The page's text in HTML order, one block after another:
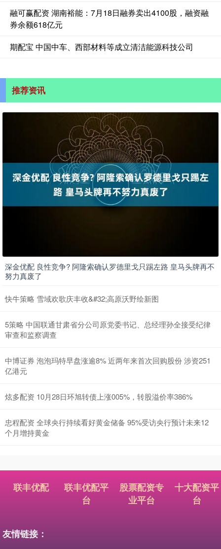
融可赢配资 湖南裕能：7月18日融券卖出4100股，融资融
券余额618亿元
期配宝 中国中车、西部材料等成立清洁能源科技公司
推荐资讯
深金优配 良性竞争? 阿隆索确认罗德里戈只踢左路 皇马头牌再不
努力真废了
快牛策略 雪域欢歌庆丰收&#32;高原沃野绘新图
5策略 中国联通甘肃省分公司原党委书记、总经理孙全接受纪律
审查和监察调查
中博证券 泡泡玛特早盘涨逾8% 近两年来首次回购股份 涉资251
亿港元
炫多配资 10月28日环旭转债上涨005%，转股溢价率386%
忠程配资 全球央行持续看好黄金储备 95%受访央行预计未来12
个月增持黄金
联丰优配
联丰优配平
台
股票配资专
业平台
十大配资平
台
友情链接：